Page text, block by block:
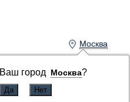
Москва
Ваш город Москва?
Москва
Ваш город Москва?